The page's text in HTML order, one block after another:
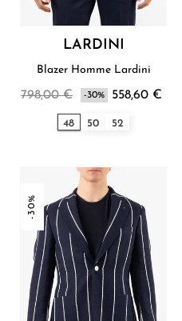
LARDINI
Blazer Homme Lardini
798,00 € -30% 558,60 €
48 50 52
-30%